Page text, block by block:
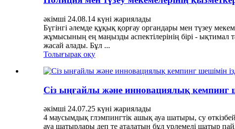
әкімші 24.08.14 күні жариялады
Бүгінгі әлемде құқық қорғау органдары мен түзеу
жұмысының ең маңызды аспектілерінің бірі -
жасай алады. Бұл ...
Толығырақ оқу
Сіз ыңғайлы және инновациялық кемпинг
әкімші 24.07.25 күні жариялады
4 маусымдық глэмпингтік ашық ауа шатыры, су
ауа шатырлары деп те аталатын бұл үрлемелі шатыр